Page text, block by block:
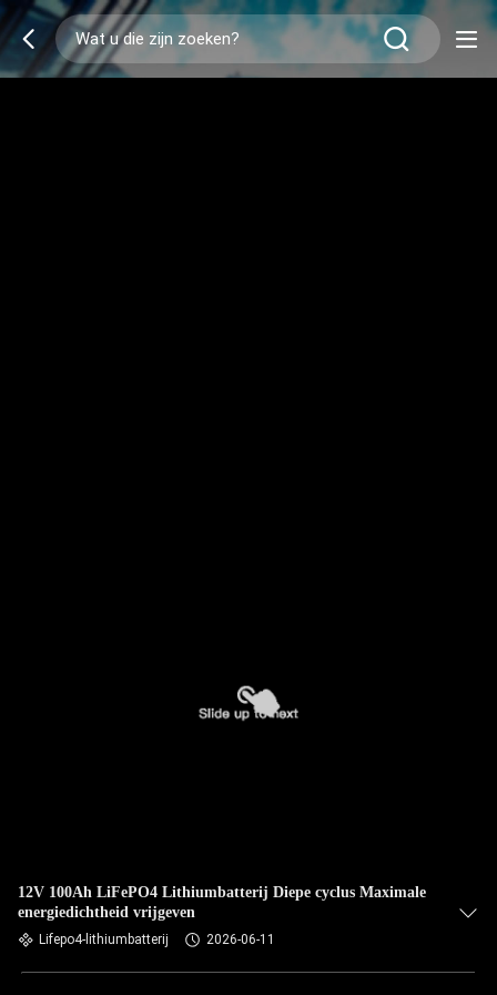
12V 100Ah LiFePO4 Lithiumbatterij Diepe cyclus Maximale
energiedichtheid vrijgeven
Lifepo4-lithiumbatterij 2026-06-11